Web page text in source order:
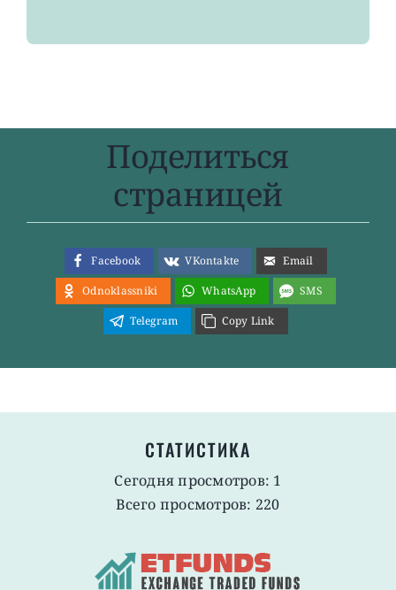
Поделиться
страницей
Facebook VKontakte
Email
Odnoklassniki
WhatsApp
SMS
Telegram
Copy Link
СТАТИСТИКА
Сегодня просмотров: 1
Всего просмотров: 220